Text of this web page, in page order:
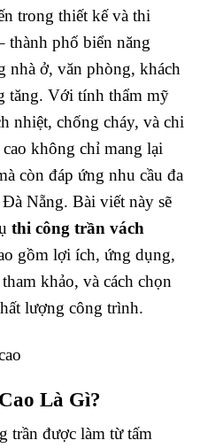
trong thiết kế và thi
thành phố biển năng
nhà ở, văn phòng, khách
tăng. Với tính thẩm mỹ
nhiệt, chống cháy, và chi
không chỉ mang lại
còn đáp ứng nhu cầu đa
Nẵng. Bài viết này sẽ
thi công trần vách
gồm lợi ích, ứng dụng,
khảo, và cách chọn
lượng công trình.
Là Gì?
trần được làm từ tấm